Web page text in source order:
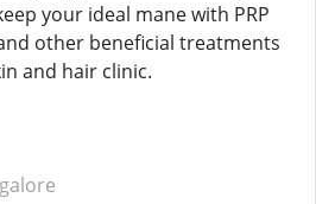
your ideal mane with PRP
other beneficial treatments
and hair clinic.